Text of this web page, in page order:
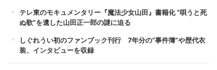
テレ東のモキュメンタリー『魔法少女山田』書籍化 “唄うと死
ぬ歌”を遺した山田正一郎の謎に迫る
しぐれうい初のファンブック刊行 7年分の“事件簿”や歴代衣
装、インタビューを収録